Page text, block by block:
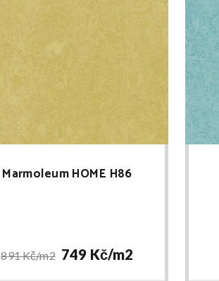
Marmoleum HOME H86
891 Kč/m2 749 Kč/m2